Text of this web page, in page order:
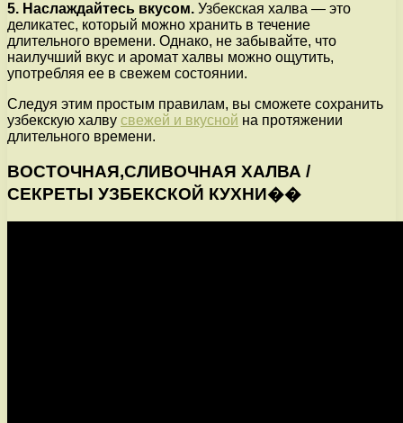
5. Наслаждайтесь вкусом. Узбекская халва — это
деликатес, который можно хранить в течение
длительного времени. Однако, не забывайте, что
наилучший вкус и аромат халвы можно ощутить,
употребляя ее в свежем состоянии.
Следуя этим простым правилам, вы сможете сохранить
узбекскую халву свежей и вкусной на протяжении
длительного времени.
ВОСТОЧНАЯ,СЛИВОЧНАЯ ХАЛВА /
СЕКРЕТЫ УЗБЕКСКОЙ КУХНИ��